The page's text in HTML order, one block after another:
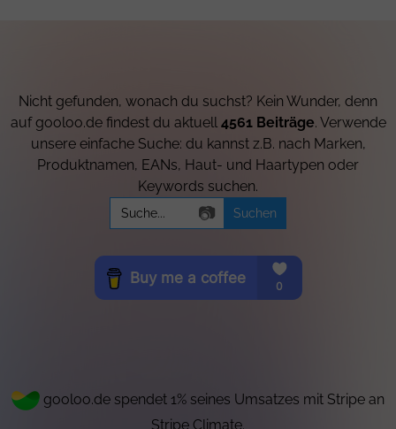
Nicht gefunden, wonach du suchst? Kein Wunder, denn
auf gooloo.de findest du aktuell 4561 Beiträge. Verwende
unsere einfache Suche: du kannst z.B. nach Marken,
Produktnamen, EANs, Haut- und Haartypen oder
Keywords suchen.
Search
for:
📷
gooloo.de spendet 1% seines Umsatzes mit Stripe an
Stripe Climate.